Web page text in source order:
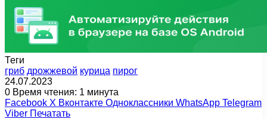
Теги
гриб дрожжевой курица пирог
24.07.2023
0 Время чтения: 1 минута
Facebook X Вконтакте Одноклассники WhatsApp Telegram
Viber Печатать